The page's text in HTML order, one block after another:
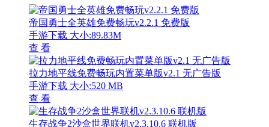
手游下载 大小:161.28 MB
查 看
元气骑士内置功能版像素地牢冒险v6.1.0 无限血版
手游下载 大小:448.4M
查 看
房产改造王免费装修模拟v0.0.1 免广告版
手游下载 大小:179.35 MB
查 看